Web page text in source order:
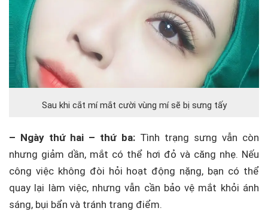
Sau khi cắt mí mắt cười vùng mí sẽ bị sưng tấy
– Ngày thứ hai – thứ ba:Tình trạng sưng vẫn còn
nhưng giảm dần, mắt có thể hơi đỏ và căng nhẹ. Nếu
công việc không đòi hỏi hoạt động nặng, bạn có thể
quay lại làm việc, nhưng vẫn cần bảo vệ mắt khỏi ánh
sáng, bụi bẩn và tránh trang điểm.